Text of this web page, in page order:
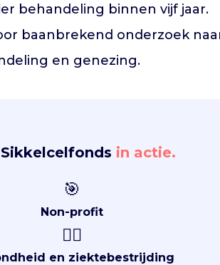
behandeling binnen vijf jaar.
baanbrekend onderzoek
en genezing.
in actie.
🎯
Non-profit
👩‍⚕️
en ziektebestrijding